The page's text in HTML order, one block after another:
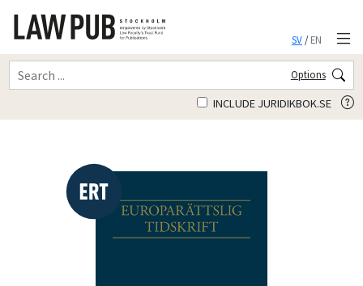
SV/EN
Options
INCLUDE JURIDIKBOK.SE